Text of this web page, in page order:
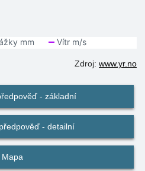
Zdroj: www.yr.no
- základní
- detailní
Mapa